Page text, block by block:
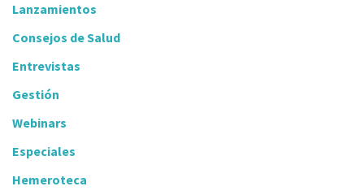
Lanzamientos
Consejos de Salud
Entrevistas
Gestión
Webinars
Especiales
Hemeroteca